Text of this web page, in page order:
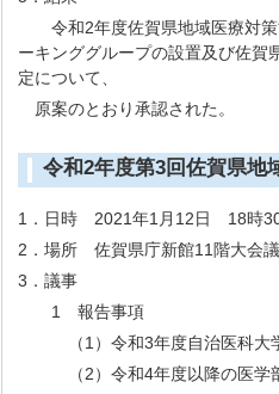
令和2年度佐賀県地域医療対策
ーキンググループの設置及び佐賀
定について、
原案のとおり承認された。
令和2年度第3回佐賀県地
1．日時 2021年1月12日 18時
2．場所 佐賀県庁新館11階大会
3．議事
1 報告事項
（1）令和3年度自治医科大学
（2）令和4年度以降の医学